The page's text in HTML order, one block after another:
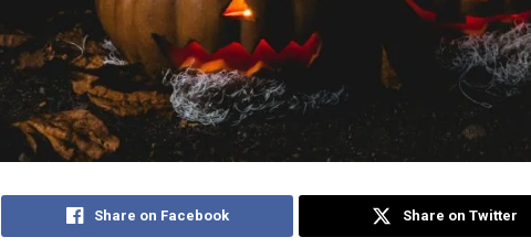
Share on Facebook Share on Twitter